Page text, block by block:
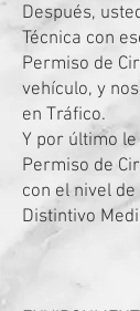
Después,
Técnica con
Permiso de
vehículo, y
en Tráfico.
Y por último
Permiso de
con el nivel de
Distintivo